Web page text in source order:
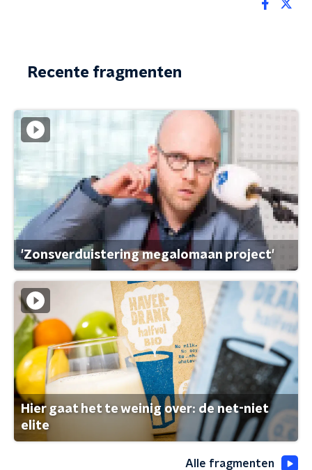
Recente fragmenten
'Zonsverduistering megalomaan project'
Hier gaat het te weinig over: de net-niet
elite
Alle fragmenten